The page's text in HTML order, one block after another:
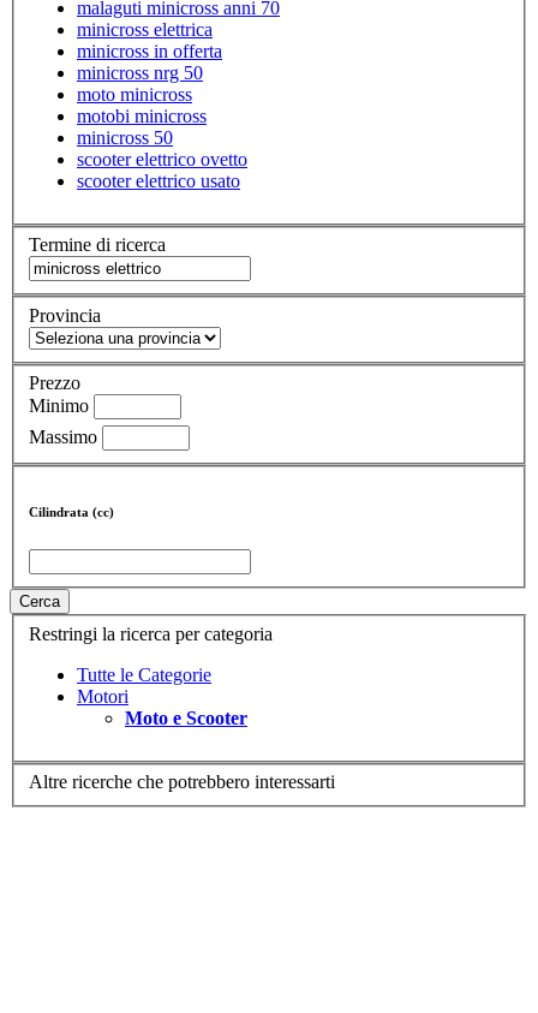
malaguti minicross anni 70
minicross elettrica
minicross in offerta
minicross nrg 50
moto minicross
motobi minicross
minicross 50
scooter elettrico ovetto
scooter elettrico usato
Termine di ricerca
Provincia
Prezzo
Minimo
Massimo
Cilindrata (cc)
Cerca
Restringi la ricerca per categoria
Tutte le Categorie
Motori
Moto e Scooter
Altre ricerche che potrebbero interessarti